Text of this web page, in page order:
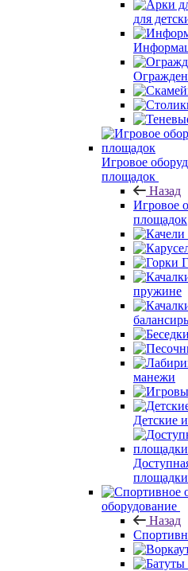
для
Игровое
площадок
Назад
Игровое
площадок
пружине
манежи
Детские
площадки
оборудование
Назад